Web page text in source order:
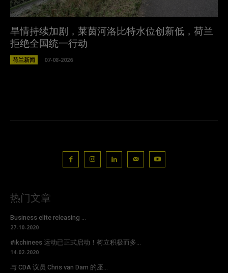
旱情持续加剧，莱茵河洛比特水位创新低，荷兰
拒绝全国统一行动
荷兰新闻 07-08-2026
热门文章
Business elite releasing ...
27-10-2020
#ikchinees 运动已正式启动！树立积极而多...
14-02-2020
与 CDA 议员 Chris van Dam 的座...